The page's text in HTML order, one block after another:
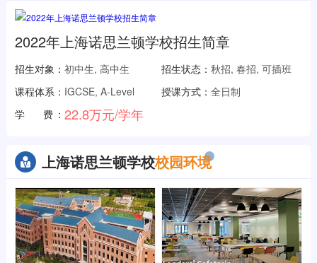
2022年上海诺思兰顿学校招生简章
招生对象： 初中生, 高中生 招生状态： 秋招, 春招, 可插班
课程体系： IGCSE, A-Level 授课方式： 全日制
学 费： 22.8万元/学年
上海诺思兰顿学校校园环境